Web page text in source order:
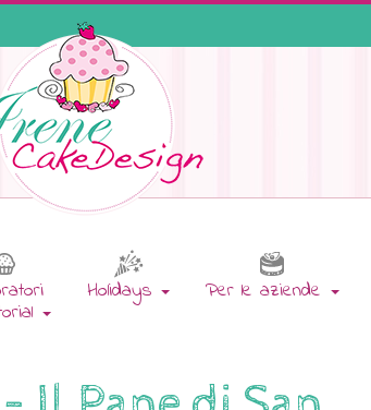
Holidays Per le aziende